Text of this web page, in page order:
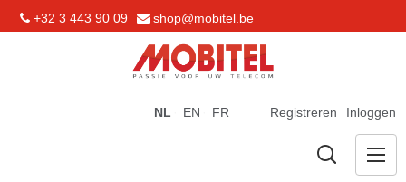
+32 3 443 90 09 shop@mobitel.be
Registreren Inloggen
NL EN FR